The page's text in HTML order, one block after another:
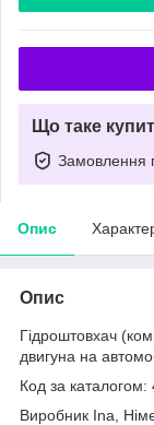
Що таке
Замовлення
Опис
Опис
Гідроштовхач
двигуна на
Код за каталогом:
Виробник Ina,